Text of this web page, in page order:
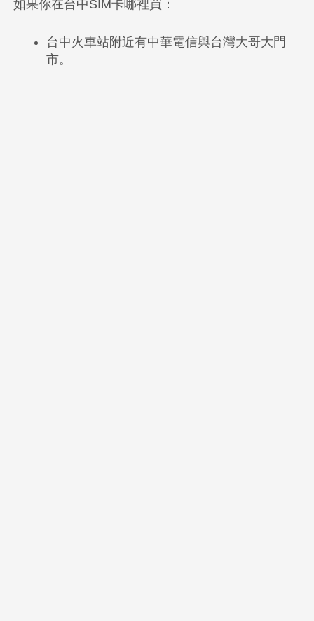
如果你在台中SIM卡哪裡買：
台中火車站附近有中華電信與台灣大哥大門
市。